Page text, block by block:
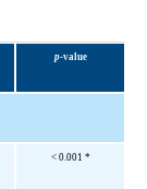
p-value
< 0.001 *